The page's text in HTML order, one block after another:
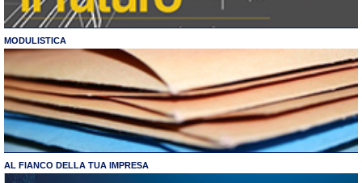
MODULISTICA
AL FIANCO DELLA TUA IMPRESA